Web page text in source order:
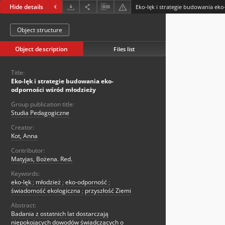
Hide details
Object structure
Object description Files list
Title:
Eko-lęk i strategie budowania eko-
odporności wśród młodzieży
Group publication title:
Studia Pedagogiczne
Creator:
Kot, Anna
Contributor:
Matyjas, Bożena. Red.
Keywords:
eko-lęk ; młodzież ; eko-odporność ;
świadomość ekologiczna ; przyszłość Ziemi
Abstract:
Badania z ostatnich lat dostarczają
niepokojących dowodów świadczących o